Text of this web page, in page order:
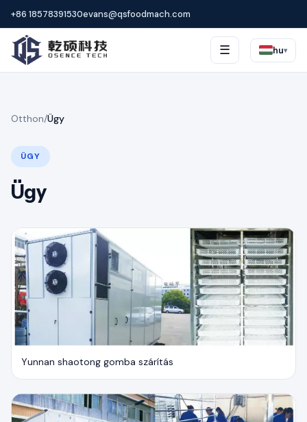
+86 18578391530evans@qsfoodmach.com
☰ hu▾
Otthon/Ügy
ÜGY
Ügy
Yunnan shaotong gomba szárítás